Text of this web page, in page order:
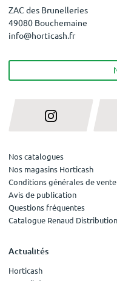
ZAC des Brunelleries
49080 Bouchemaine
info@horticash.fr
Nos catalogues
Nos magasins Horticash
Conditions générales de vente
Avis de publication
Questions fréquentes
Catalogue Renaud Distribution
Actualités
Horticash